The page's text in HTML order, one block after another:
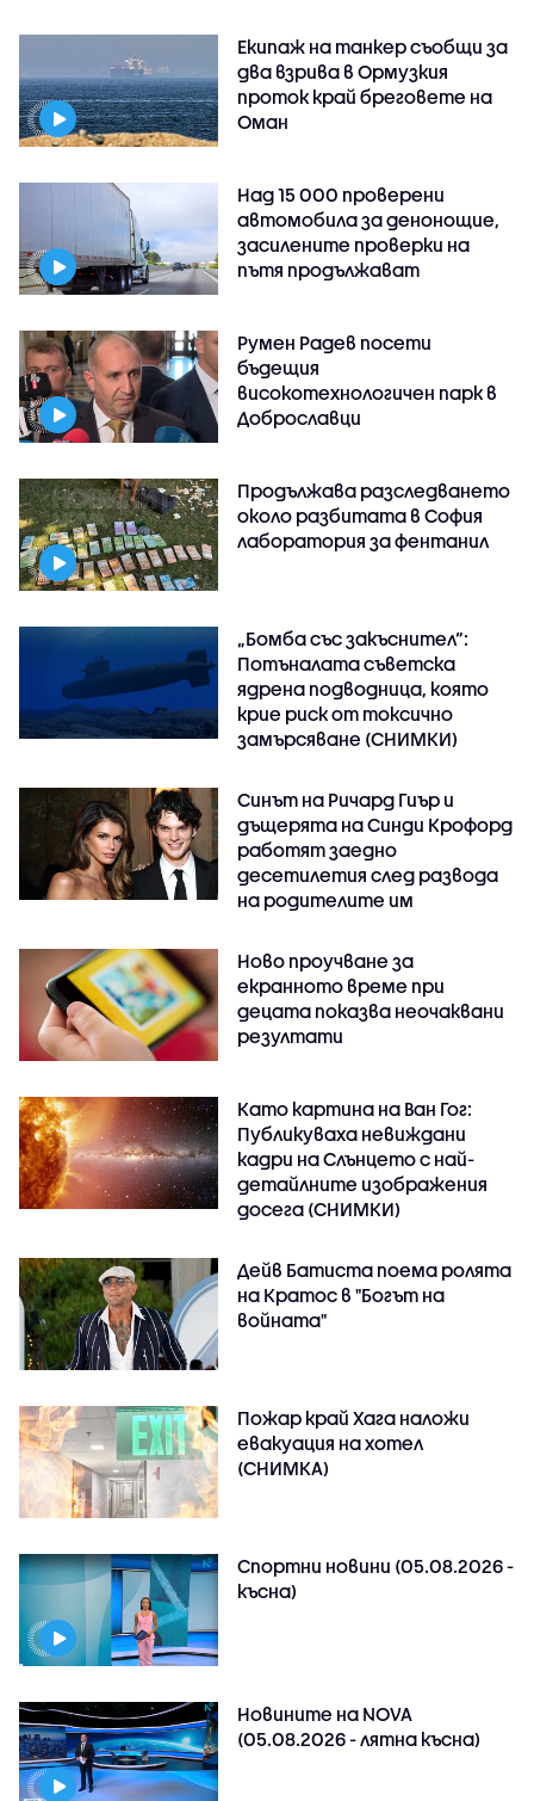
Екипаж на танкер съобщи за
два взрива в Ормузкия
проток край бреговете на
Оман
Над 15 000 проверени
автомобила за денонощие,
засилените проверки на
пътя продължават
Румен Радев посети
бъдещия
високотехнологичен парк в
Доброславци
Продължава разследването
около разбитата в София
лаборатория за фентанил
„Бомба със закъснител“:
Потъналата съветска
ядрена подводница, която
крие риск от токсично
замърсяване (СНИМКИ)
Синът на Ричард Гиър и
дъщерята на Синди Крофорд
работят заедно
десетилетия след развода
на родителите им
Ново проучване за
екранното време при
децата показва неочаквани
резултати
Като картина на Ван Гог:
Публикуваха невиждани
кадри на Слънцето с най-
детайлните изображения
досега (СНИМКИ)
Дейв Батиста поема ролята
на Кратос в "Богът на
войната"
Пожар край Хага наложи
евакуация на хотел
(СНИМКА)
Спортни новини (05.08.2026 -
късна)
Новините на NOVA
(05.08.2026 - лятна късна)